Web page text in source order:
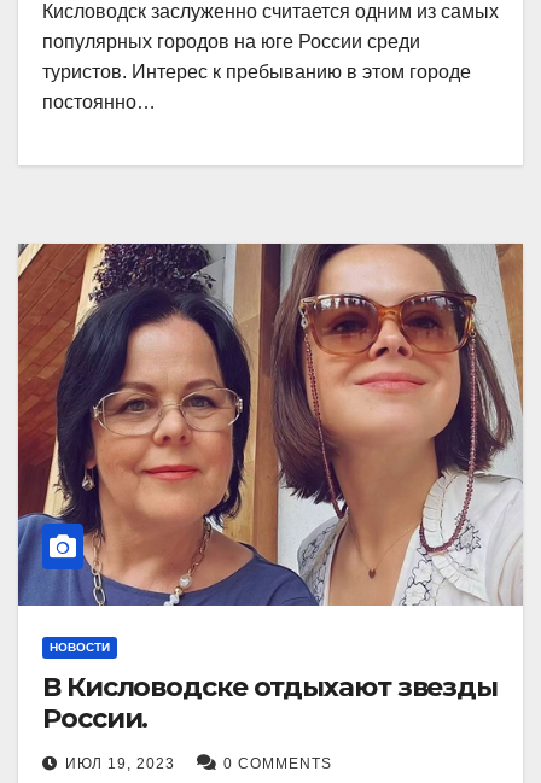
Кисловодск заслуженно считается одним из самых
популярных городов на юге России среди
туристов. Интерес к пребыванию в этом городе
постоянно…
НОВОСТИ
В Кисловодске отдыхают звезды
России.
ИЮЛ 19, 2023 0 COMMENTS